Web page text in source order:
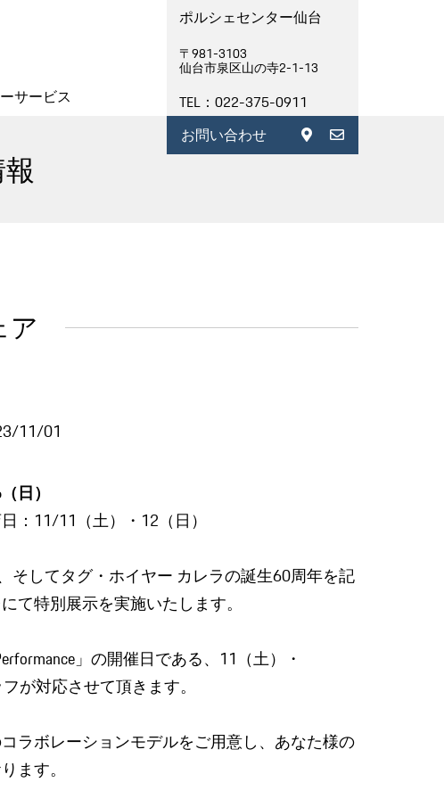
サービス
ポルシェセンター仙台
〒981-3103
仙台市泉区山の寺2-1-13
TEL：022-375-0911
お問い合わせ
ア
11/01
日）
：11/11（土）・12（日）
そしてタグ・ホイヤー カレラの誕生60周年を記
て特別展示を実施いたします。
」の開催日である、11（土）・
が対応させて頂きます。
ラボレーションモデルをご用意し、あなた様の
ます。